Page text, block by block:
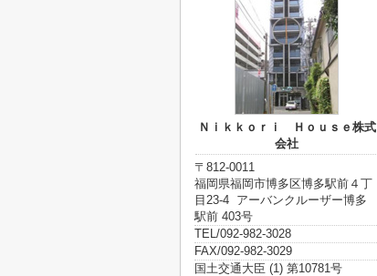
Ｎｉｋｋｏｒｉ Ｈｏｕｓｅ株式
会社
〒812-0011
福岡県福岡市博多区博多駅前４丁
目23-4 アーバンクルーザー博多
駅前 403号
TEL/092-982-3028
FAX/092-982-3029
国土交通大臣 (1) 第10781号